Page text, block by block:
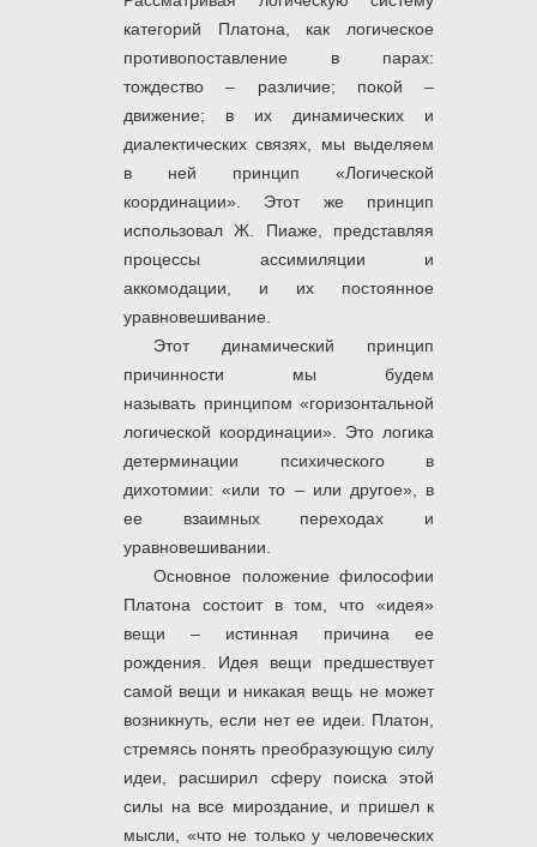
категорий Платона, как логическое
противопоставление в парах:
тождество – различие; покой –
движение; в их динамических и
диалектических связях, мы выделяем
в ней принцип «Логической
координации». Этот же принцип
использовал Ж. Пиаже, представляя
процессы ассимиляции и
аккомодации, и их постоянное
уравновешивание.
Этот динамический принцип
причинности мы будем
называть принципом «горизонтальной
логической координации».
Это логика
детерминации психического в
дихотомии: «или то – или другое», в
ее взаимных переходах и
уравновешивании.
Основное положение философии
Платона состоит в том, что «идея»
вещи – истинная причина ее
рождения. Идея вещи предшествует
самой вещи и никакая вещь не может
возникнуть, если нет ее идеи. Платон,
стремясь понять преобразующую силу
идеи, расширил сферу поиска этой
силы на все мироздание, и пришел к
мысли, «что не только у человеческих